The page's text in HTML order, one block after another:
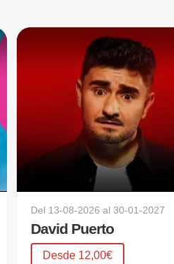
Del 13-08-2026 al30-01-2027
David Puerto
Desde 12,00€